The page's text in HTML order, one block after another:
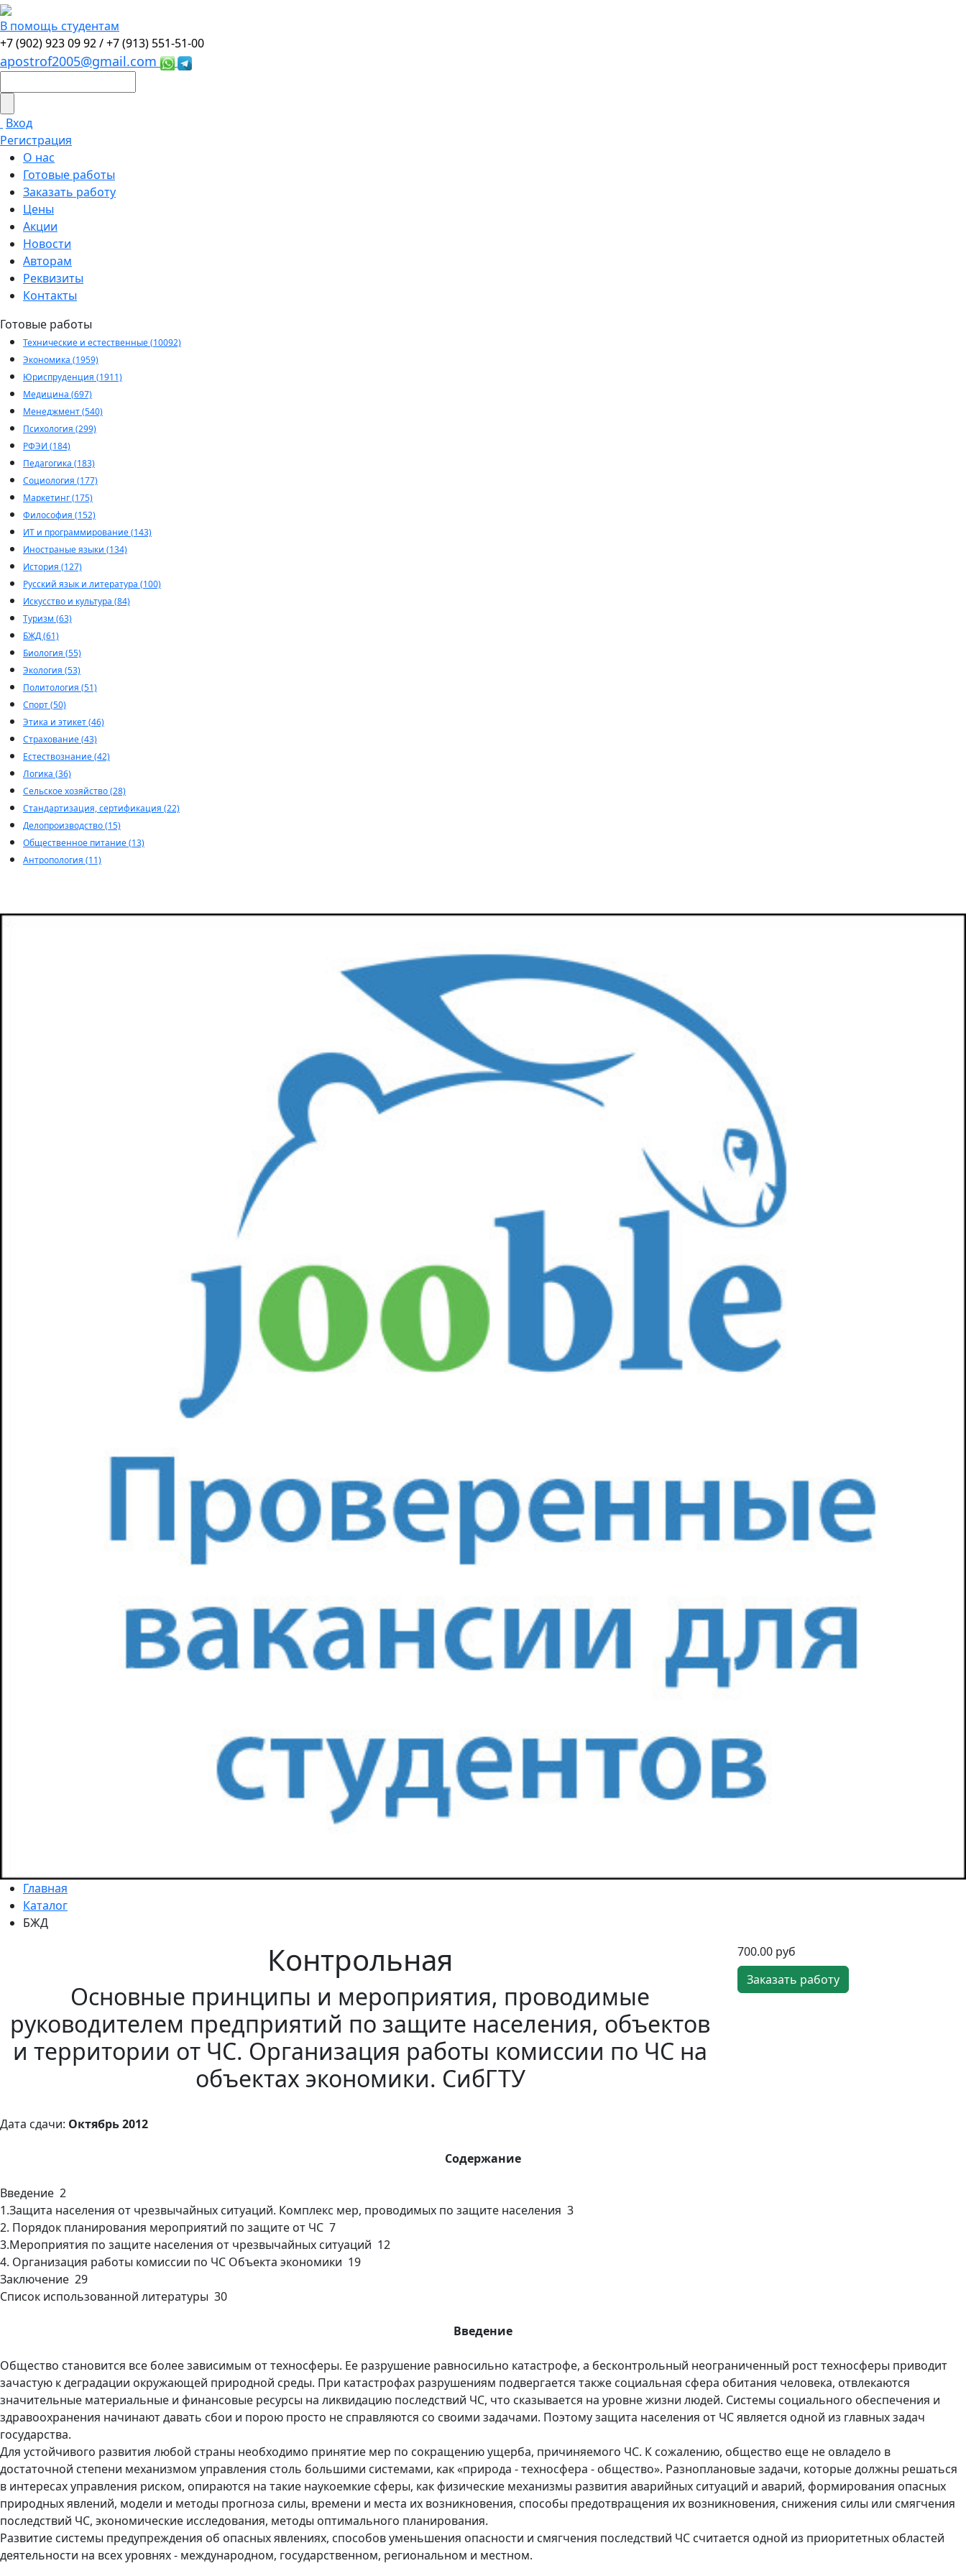
В помощь студентам
+7 (902) 923 09 92 /+7 (913) 551-51-00
apostrof2005@gmail.com
Вход
Регистрация
О нас
Готовые работы
Заказать работу
Цены
Акции
Новости
Авторам
Реквизиты
Контакты
Готовые работы
Технические и естественные (10092)
Экономика (1959)
Юриспруденция (1911)
Медицина (697)
Менеджмент (540)
Психология (299)
РФЭИ (184)
Педагогика (183)
Социология (177)
Маркетинг (175)
Философия (152)
ИТ и программирование (143)
Иностраные языки (134)
История (127)
Русский язык и литература (100)
Искусство и культура (84)
Туризм (63)
БЖД (61)
Биология (55)
Экология (53)
Политология (51)
Спорт (50)
Этика и этикет (46)
Страхование (43)
Естествознание (42)
Логика (36)
Сельское хозяйство (28)
Стандартизация, сертификация (22)
Делопроизводство (15)
Общественное питание (13)
Антропология (11)
Главная
Каталог
БЖД
Контрольная
Основные принципы и мероприятия, проводимые
руководителем предприятий по защите населения, объектов
и территории от ЧС. Организация работы комиссии по ЧС на
объектах экономики. СибГТУ
700.00 руб
Заказать работу
Дата сдачи: Октябрь 2012
Содержание
Введение 2
1.Защита населения от чрезвычайных ситуаций. Комплекс мер, проводимых по защите населения 3
2. Порядок планирования мероприятий по защите от ЧС 7
3.Мероприятия по защите населения от чрезвычайных ситуаций 12
4. Организация работы комиссии по ЧС Объекта экономики 19
Заключение 29
Список использованной литературы 30
Введение
Общество становится все более зависимым от техносферы. Ее разрушение равносильно катастрофе, а бесконтрольный неограниченный рост техносферы приводит
зачастую к деградации окружающей природной среды. При катастрофах разрушениям подвергается также социальная сфера обитания человека, отвлекаются
значительные материальные и финансовые ресурсы на ликвидацию последствий ЧС, что сказывается на уровне жизни людей. Системы социального обеспечения и
здравоохранения начинают давать сбои и порою просто не справляются со своими задачами. Поэтому защита населения от ЧС является одной из главных задач
государства.
Для устойчивого развития любой страны необходимо принятие мер по сокращению ущерба, причиняемого ЧС. К сожалению, общество еще не овладело в
достаточной степени механизмом управления столь большими системами, как «природа - техносфера - общество». Разноплановые задачи, которые должны решаться
в интересах управления риском, опираются на такие наукоемкие сферы, как физические механизмы развития аварийных ситуаций и аварий, формирования опасных
природных явлений, модели и методы прогноза силы, времени и места их возникновения, способы предотвращения их возникновения, снижения силы или смягчения
последствий ЧС, экономические исследования, методы оптимального планирования.
Развитие системы предупреждения об опасных явлениях, способов уменьшения опасности и смягчения последствий ЧС считается одной из приоритетных областей
деятельности на всех уровнях - международном, государственном, региональном и местном.